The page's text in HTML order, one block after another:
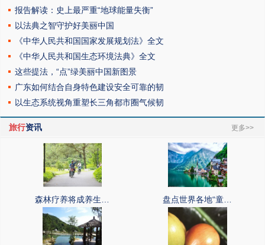
报告解读：史上最严重“地球能量失衡”
以法典之智守护好美丽中国
《中华人民共和国国家发展规划法》全文
《中华人民共和国生态环境法典》全文
这些提法，“点”绿美丽中国新图景
广东如何结合自身特色建设安全可靠的韧
以生态系统视角重塑长三角都市圈气候韧
旅行资讯 更多>>
森林疗养将成养生… 盘点世界各地“童…